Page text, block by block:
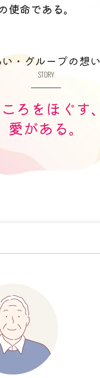
命である。
い・グループの想い
STORY
ろをほぐす、
愛がある。